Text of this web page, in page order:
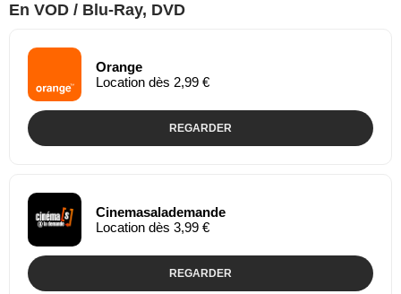
En VOD / Blu-Ray, DVD
Orange
Location dès 2,99 €
REGARDER
Cinemasalademande
Location dès 3,99 €
REGARDER